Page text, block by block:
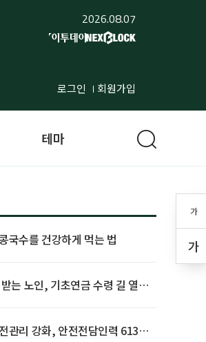
2026.08.07
로그인 회원가입
가
가
테마
국수를 건강하게 먹는 법
는 노인, 기초연금 수령 길 열린
관리 강화, 안전전담인력 613명